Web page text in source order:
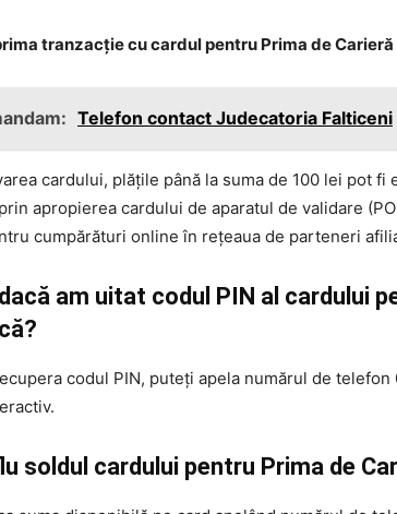
tranzacție cu cardul pentru Prima de
Telefon contact Judecatoria Falticeni
cardului, plățile până la suma de 100 lei pot
apropierea cardului de aparatul de validare
cumpărături online în rețeaua de parteneri
am uitat codul PIN al cardului
codul PIN, puteți apela numărul de
soldul cardului pentru Prima de